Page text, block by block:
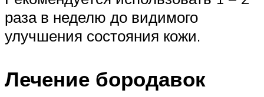
раза в неделю до видимого
улучшения состояния кожи.
Лечение бородавок